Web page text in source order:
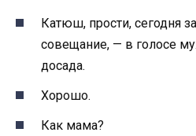
Катюш, прости, сегодня
совещание, — в голосе
досада.
Хорошо.
Как мама?